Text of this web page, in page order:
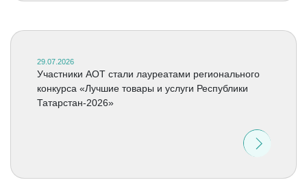
29.07.2026
Участники АОТ стали лауреатами регионального
конкурса «Лучшие товары и услуги Республики
Татарстан-2026»